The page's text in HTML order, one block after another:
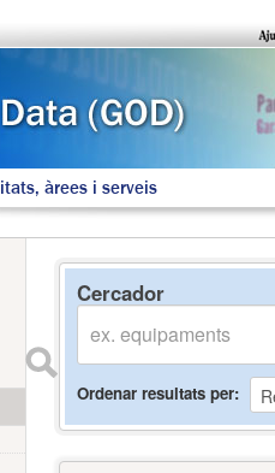
àrees i serveis
Cercador
Ordenar resultats per